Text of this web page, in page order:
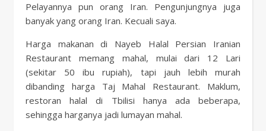
Pelayannya pun orang Iran. Pengunjungnya juga
banyak yang orang Iran. Kecuali saya.
Harga makanan di Nayeb Halal Persian Iranian
Restaurant memang mahal, mulai dari 12 Lari
(sekitar 50 ibu rupiah), tapi jauh lebih murah
dibanding harga Taj Mahal Restaurant. Maklum,
restoran halal di Tbilisi hanya ada beberapa,
sehingga harganya jadi lumayan mahal.